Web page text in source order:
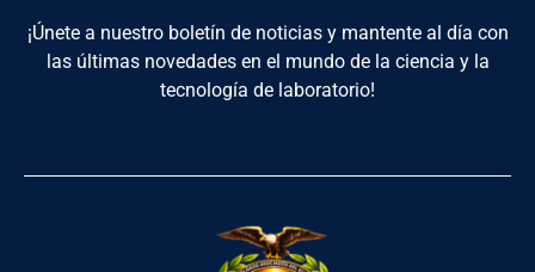
¡Únete a nuestro boletín de noticias y mantente al día con
las últimas novedades en el mundo de la ciencia y la
tecnología de laboratorio!